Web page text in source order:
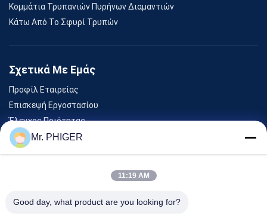
Κομμάτια Τρυπανιών Πυρήνων Διαμαντιών
Κάτω Από Το Σφυρί Τρυπών
Σχετικά Με Εμάς
Προφίλ Εταιρείας
Επισκεψή Εργοστασίου
Έλεγχος Ποιότητας
Sitemap
Εκδηλώσεις
Mr. PHIGER
11:19 AM
Good day, what product are you looking for?